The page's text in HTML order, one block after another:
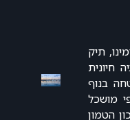
תיק
חיונית
בנוף
מושכל
הטמון